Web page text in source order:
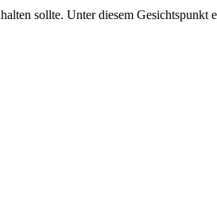
sollte. Unter diesem Gesichtspunkt